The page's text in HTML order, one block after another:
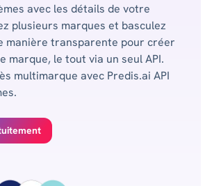
avec les détails de votre
plusieurs marques et basculez
manière transparente pour créer
marque, le tout via un seul API.
multimarque avec Predis.ai API